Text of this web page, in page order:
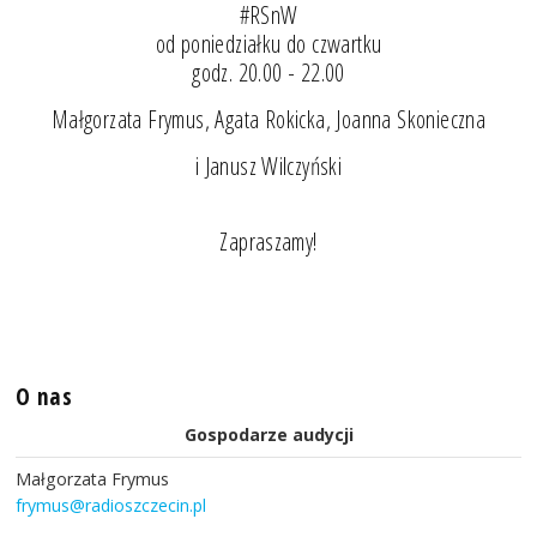
#RSnW
od poniedziałku do czwartku
godz. 20.00 - 22.00
Małgorzata Frymus, Agata Rokicka, Joanna Skonieczna
i Janusz Wilczyński
Zapraszamy!
O nas
Gospodarze audycji
Małgorzata Frymus
frymus@radioszczecin.pl